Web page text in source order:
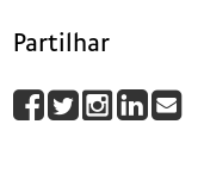
Partilhar